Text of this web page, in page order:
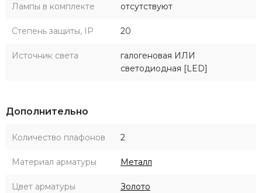
Лампы в комплекте отсутствуют
Степень защиты, IP 20
Источник света
галогеновая ИЛИ
светодиодная [LED]
Дополнительно
Количество плафонов 2
Материал арматуры Металл
Цвет арматуры Золото